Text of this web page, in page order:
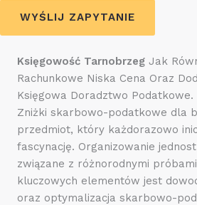
WYŚLIJ ZAPYTANIE
Księgowość Tarnobrzeg Jak
Rachunkowe Niska Cena Oraz
Księgowa Doradztwo Podatkowe.
Zniżki skarbowo-podatkowe dla
przedmiot, który każdorazowo
fascynację. Organizowanie
związane z różnorodnymi
kluczowych elementów jest
oraz optymalizacja skarbowo-